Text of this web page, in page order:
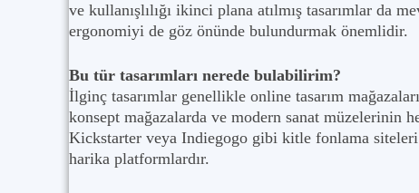
ve kullanışlılığı ikinci plana atılmış tasarımlar da
ergonomiyi de göz önünde bulundurmak önemlidir.
Bu tür tasarımları nerede bulabilirim?
İlginç tasarımlar genellikle online tasarım
konsept mağazalarda ve modern sanat müzelerinin
Kickstarter veya Indiegogo gibi kitle fonlama
harika platformlardır.